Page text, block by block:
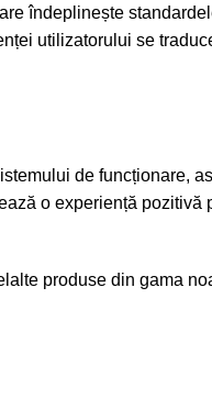
îndeplinește
utilizatorului se
de funcționare,
o experiență
produse din gama